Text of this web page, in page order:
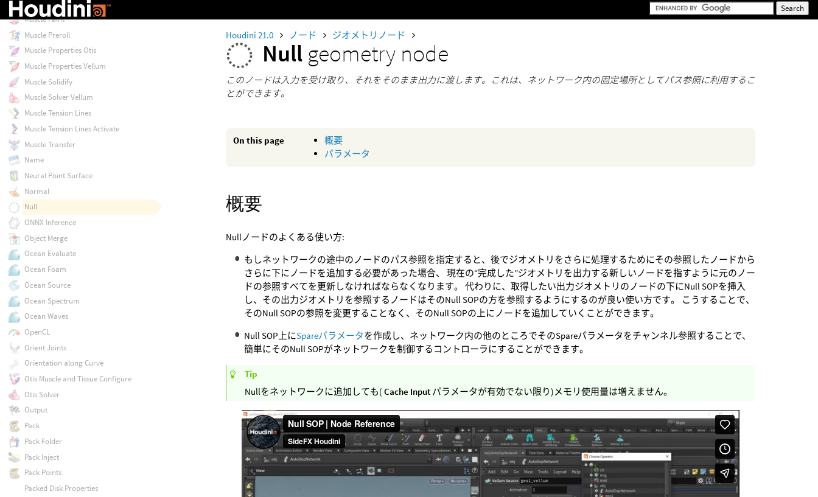
Houdini 21.0 ノード ジオメトリノード
Null geometry node
このノードは入力を受け取り、それをそのまま出力に渡します。これは、ネットワーク内の固定場所としてパス参照に利用するこ
とができます。
On this page
概要
パラメータ
概要
Nullノードのよくある使い方:
もしネットワークの途中のノードのパス参照を指定すると、後でジオメトリをさらに処理するためにその参照したノードから
さらに下にノードを追加する必要があった場合、 現在の“完成した”ジオメトリを出力する新しいノードを指すように元のノー
ドの参照すべてを更新しなければならなくなります。 代わりに、取得したい出力ジオメトリのノードの下にNull SOPを挿入
し、その出力ジオメトリを参照するノードはそのNull SOPの方を参照するようにするのが良い使い方です。 こうすることで、
そのNull SOPの参照を変更することなく、そのNull SOPの上にノードを追加していくことができます。
Null SOP上にSpareパラメータを作成し、ネットワーク内の他のところでそのSpareパラメータをチャンネル参照することで、
簡単にそのNull SOPがネットワークを制御するコントローラにすることができます。
Tip
Nullをネットワークに追加しても(Cache Input パラメータが有効でない限り)メモリ使用量は増えません。
Muscle Mirror
Muscle Paint
Muscle Preroll
Muscle Properties Otis
Muscle Properties Vellum
Muscle Solidify
Muscle Solver Vellum
Muscle Tension Lines
Muscle Tension Lines Activate
Muscle Transfer
Name
Neural Point Surface
Normal
Null
ONNX Inference
Object Merge
Ocean Evaluate
Ocean Foam
Ocean Source
Ocean Spectrum
Ocean Waves
OpenCL
Orient Joints
Orientation along Curve
Otis Muscle and Tissue Configure
Otis Solver
Output
Pack
Pack Folder
Pack Inject
Pack Points
Packed Disk Properties